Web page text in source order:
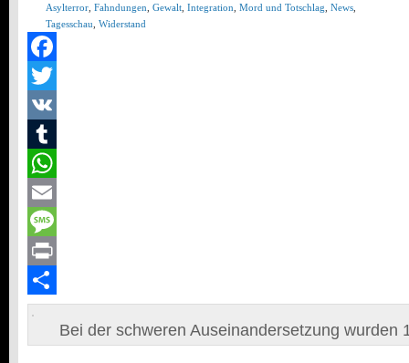
Asylterror Fahndungen Gewalt Integration Mord und Totschlag News
Tagesschau Widerstand
Facebook
Twitter
VK
Tumblr
WhatsApp
Email
Message
Print
Bei der schweren Auseinandersetzung wurden